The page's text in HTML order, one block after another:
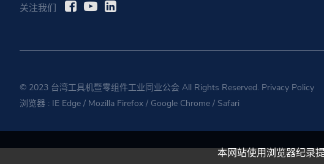
本网站使用浏览器纪录
关注我们
© 2023 台湾工具机暨零组件工业同业公会 All Rights Reserved. Privacy Policy
浏览器 : IE Edge / Mozilla Firefox / Google Chrome / Safari